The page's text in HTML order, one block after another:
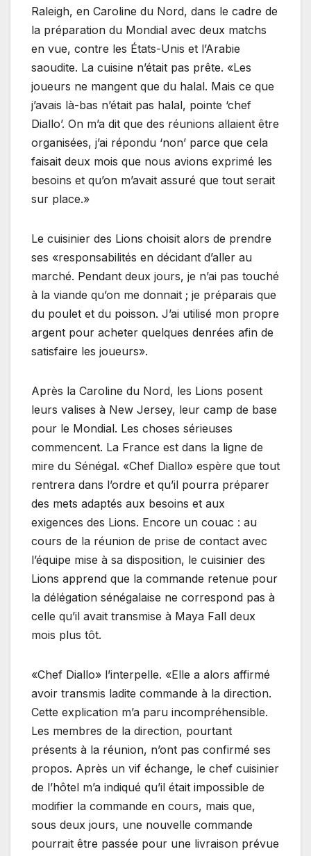
Raleigh, en Caroline du Nord, dans le cadre de
la préparation du Mondial avec deux matchs
en vue, contre les États-Unis et l’Arabie
saoudite. La cuisine n’était pas prête. «Les
joueurs ne mangent que du halal. Mais ce que
j’avais là-bas n’était pas halal, pointe ‘chef
Diallo’. On m’a dit que des réunions allaient être
organisées, j’ai répondu ‘non’ parce que cela
faisait deux mois que nous avions exprimé les
besoins et qu’on m’avait assuré que tout serait
sur place.»
Le cuisinier des Lions choisit alors de prendre
ses «responsabilités en décidant d’aller au
marché. Pendant deux jours, je n’ai pas touché
à la viande qu’on me donnait ; je préparais que
du poulet et du poisson. J’ai utilisé mon propre
argent pour acheter quelques denrées afin de
satisfaire les joueurs».
Après la Caroline du Nord, les Lions posent
leurs valises à New Jersey, leur camp de base
pour le Mondial. Les choses sérieuses
commencent. La France est dans la ligne de
mire du Sénégal. «Chef Diallo» espère que tout
rentrera dans l’ordre et qu’il pourra préparer
des mets adaptés aux besoins et aux
exigences des Lions. Encore un couac : au
cours de la réunion de prise de contact avec
l’équipe mise à sa disposition, le cuisinier des
Lions apprend que la commande retenue pour
la délégation sénégalaise ne correspond pas à
celle qu’il avait transmise à Maya Fall deux
mois plus tôt.
«Chef Diallo» l’interpelle. «Elle a alors affirmé
avoir transmis ladite commande à la direction.
Cette explication m’a paru incompréhensible.
Les membres de la direction, pourtant
présents à la réunion, n’ont pas confirmé ses
propos. Après un vif échange, le chef cuisinier
de l’hôtel m’a indiqué qu’il était impossible de
modifier la commande en cours, mais que,
sous deux jours, une nouvelle commande
pourrait être passée pour une livraison prévue